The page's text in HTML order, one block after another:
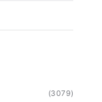
(3079)